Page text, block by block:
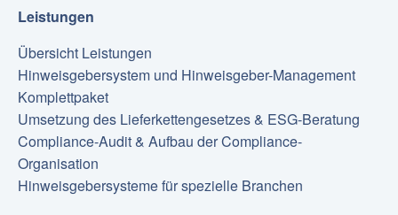
Leistungen
Übersicht Leistungen
Hinweisgebersystem und Hinweisgeber-Management
Komplettpaket
Umsetzung des Lieferkettengesetzes & ESG-Beratung
Compliance-Audit & Aufbau der Compliance-
Organisation
Hinweisgebersysteme für spezielle Branchen